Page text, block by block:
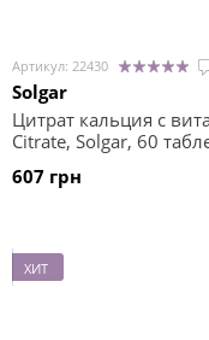
Артикул: 22430
Solgar
Цитрат кальция с
Citrate, Solgar, 60
607 грн
ХИТ